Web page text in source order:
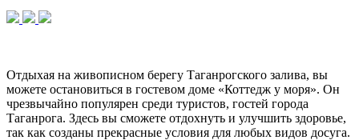
Отдыхая на живописном берегу Таганрогского залива, вы
можете остановиться в гостевом доме «Коттедж у моря». Он
чрезвычайно популярен среди туристов, гостей города
Таганрога. Здесь вы сможете отдохнуть и улучшить здоровье,
так как созданы прекрасные условия для любых видов досуга.